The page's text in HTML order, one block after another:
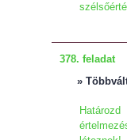
378. feladat
»